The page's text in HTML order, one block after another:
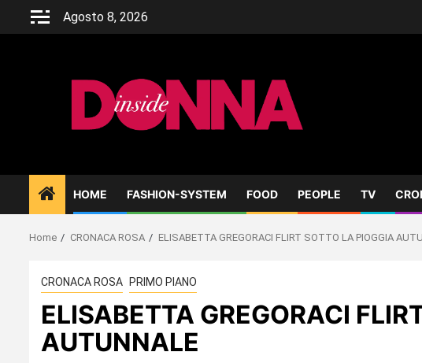
Agosto 8, 2026
HOME FASHION-SYSTEM FOOD PEOPLE TV
Home CRONACA ROSA ELISABETTA GREGORACI FLIRT SOTTO LA PIOGGIA
CRONACA ROSA PRIMO PIANO
ELISABETTA GREGORACI
AUTUNNALE